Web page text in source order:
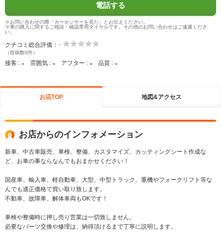
電話する
※お問い合わせの際「カーセンサーを見た」とお伝えください。
※車の購入に関するご相談・確認専用ダイヤルです。その他のお問い合わせはご遠慮くださ
い。
クチコミ総合評価： -
（投稿数0件）
接客 : - 雰囲気 : - アフター : - 品質 : -
お店TOP 地図&アクセス
お店からのインフォメーション
新車、中古車販売、車検、整備、カスタマイズ、カッティングシート作成な
ど、お車の事ならなんでもおまかせください！
国産車、輸入車、軽自動車、大型、中型トラック、重機やフォークリフト等な
んでも適正価格で買い取り致します。
不動車、故障車、解体車両もOKです！
車検や整備時に押し売り営業は一切致しません。
必要なパーツ交換や修理は、納得頂けるまで丁寧に説明します。